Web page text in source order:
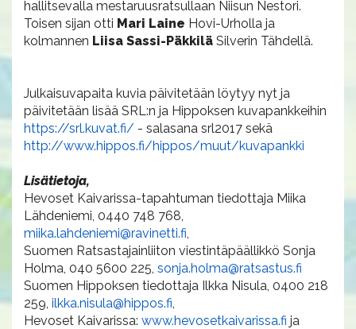
hallitsevalla mestaruusratsullaan Niisun Nestori.
Toisen sijan otti Mari Laine Hovi-Urholla ja
kolmannen Liisa Sassi-Päkkilä Silverin Tähdellä.
Julkaisuvapaita kuvia päivitetään löytyy nyt ja
päivitetään lisää SRL:n ja Hippoksen kuvapankkeihin
https://srl.kuvat.fi/ - salasana srl2017 sekä
http://www.hippos.fi/hippos/muut/kuvapankki
Lisätietoja,
Hevoset Kaivarissa-tapahtuman tiedottaja Miika
Lähdeniemi, 0440 748 768,
miika.lahdeniemi@ravinetti.fi,
Suomen Ratsastajainliiton viestintäpäällikkö Sonja
Holma, 040 5600 225, sonja.holma@ratsastus.fi
Suomen Hippoksen tiedottaja Ilkka Nisula, 0400 218
259, ilkka.nisula@hippos.fi,
Hevoset Kaivarissa: www.hevosetkaivarissa.fi ja